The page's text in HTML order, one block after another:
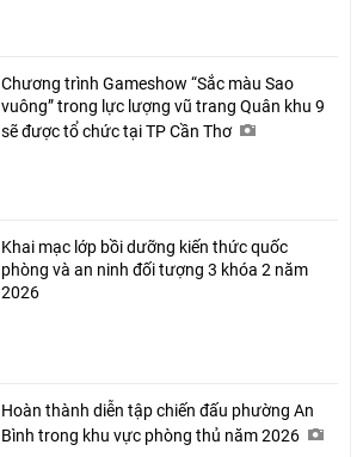
Chương trình Gameshow “Sắc màu Sao
vuông” trong lực lượng vũ trang Quân khu 9
sẽ được tổ chức tại TP Cần Thơ
Khai mạc lớp bồi dưỡng kiến thức quốc
phòng và an ninh đối tượng 3 khóa 2 năm
2026
Hoàn thành diễn tập chiến đấu phường An
Bình trong khu vực phòng thủ năm 2026